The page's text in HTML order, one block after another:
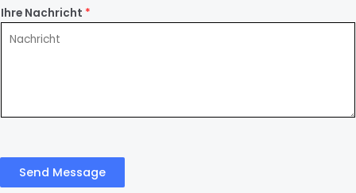
Ihre Nachricht *
Send Message